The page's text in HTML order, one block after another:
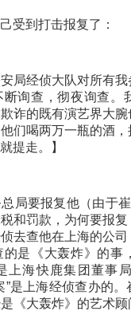
受到打击报复了：
安局经侦大队对所有
断询查，彻夜询查。
诈的既有演艺界大
们喝两万一瓶的酒
提走。】
局要报复他（由于
和罚款，为何要报
去查他在上海的公
是《大轰炸》的事
上海快鹿集团董事
”是上海经侦查办的
《大轰炸》的艺术